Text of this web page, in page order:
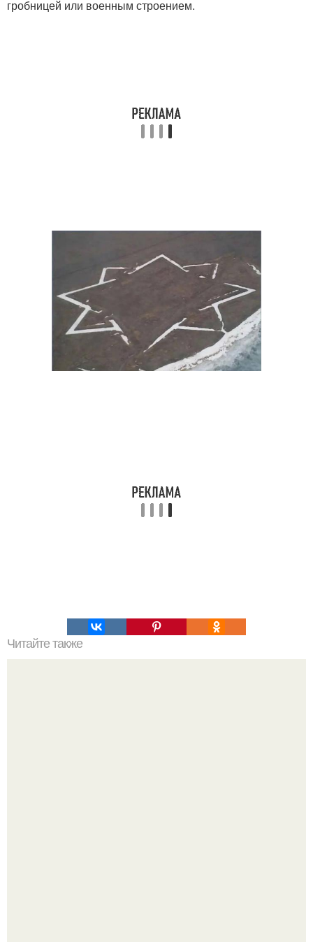
гробницей или военным строением.
Читайте также